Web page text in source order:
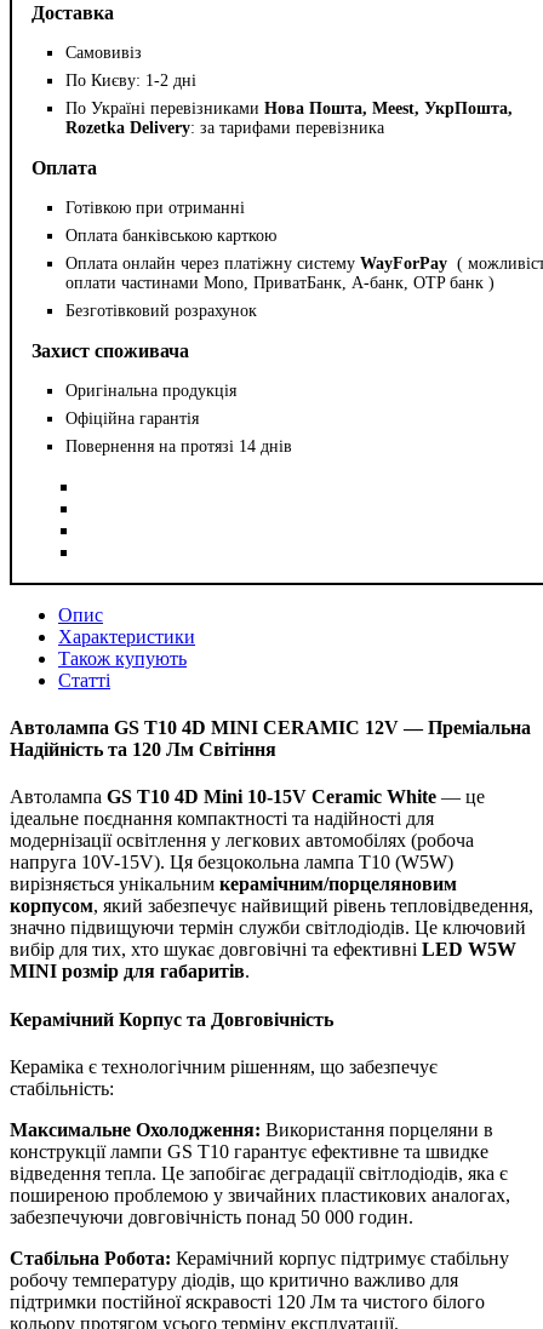
Доставка
Самовивіз
По Києву: 1-2 дні
По Україні перевізниками Нова Пошта, Meest, УкрПошта,
Rozetka Delivery: за тарифами перевізника
Оплата
Готівкою при отриманні
Оплата банківською карткою
Оплата онлайн через платіжну систему WayForPay (
оплати частинами Mono, ПриватБанк, А-банк, OTP банк )
Безготівковий розрахунок
Захист споживача
Оригінальна продукція
Офіційна гарантія
Повернення на протязі 14 днів
Опис
Характеристики
Також купують
Статті
Автолампа GS T10 4D MINI CERAMIC 12V — Преміальна
Надійність та 120 Лм Світіння
Автолампа GS T10 4D Mini 10-15V Ceramic White — це
ідеальне поєднання компактності та надійності для
модернізації освітлення у легкових автомобілях (робоча
напруга 10V-15V). Ця безцокольна лампа T10 (W5W)
вирізняється унікальним керамічним/порцеляновим
корпусом, який забезпечує найвищий рівень тепловідведення,
значно підвищуючи термін служби світлодіодів. Це ключовий
вибір для тих, хто шукає довговічні та ефективні LED W5W
MINI розмір для габаритів.
Керамічний Корпус та Довговічність
Кераміка є технологічним рішенням, що забезпечує
стабільність:
Максимальне Охолодження: Використання порцеляни в
конструкції лампи GS T10 гарантує ефективне та швидке
відведення тепла. Це запобігає деградації світлодіодів, яка є
поширеною проблемою у звичайних пластикових аналогах,
забезпечуючи довговічність понад 50 000 годин.
Стабільна Робота: Керамічний корпус підтримує стабільну
робочу температуру діодів, що критично важливо для
підтримки постійної яскравості 120 Лм та чистого білого
кольору протягом усього терміну експлуатації.